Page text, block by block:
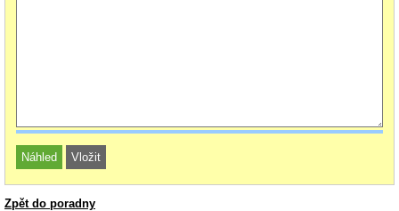
Zpět do poradny